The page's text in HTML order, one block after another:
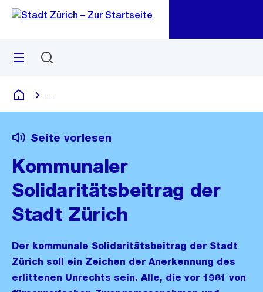
Navigation
Sprunglink
Menü
Deutsch
Seite vorlesen
Kommunaler
Solidaritätsbeitrag der
Stadt Zürich
Der kommunale Solidaritätsbeitrag der Stadt
Zürich soll ein Zeichen der Anerkennung des
erlittenen Unrechts sein. Alle, die vor 1981 von